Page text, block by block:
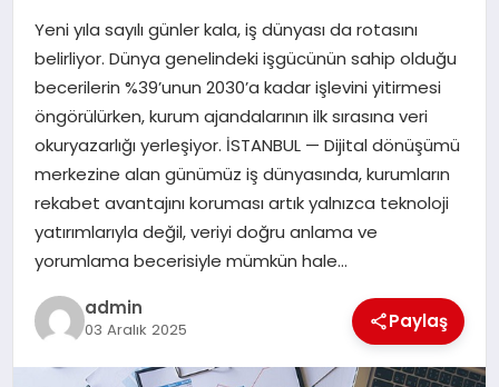
SPOR
TEKNOLOJI
Yeni yıla sayılı günler kala, iş dünyası da rotasını
belirliyor. Dünya genelindeki işgücünün sahip olduğu
becerilerin %39’unun 2030’a kadar işlevini yitirmesi
öngörülürken, kurum ajandalarının ilk sırasına veri
okuryazarlığı yerleşiyor. İSTANBUL — Dijital dönüşümü
merkezine alan günümüz iş dünyasında, kurumların
rekabet avantajını koruması artık yalnızca teknoloji
yatırımlarıyla değil, veriyi doğru anlama ve
yorumlama becerisiyle mümkün hale…
admin
03 Aralık 2025 Paylaş